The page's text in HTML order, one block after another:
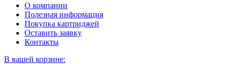
О компании
Полезная информация
Покупка картриджей
Оставить заявку
Контакты
В вашей корзине: